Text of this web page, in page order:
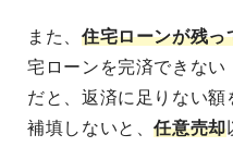
また、 住宅ローンが残っ
宅ローンを完済できない
だと、返済に足りない
補填しないと、任意売却